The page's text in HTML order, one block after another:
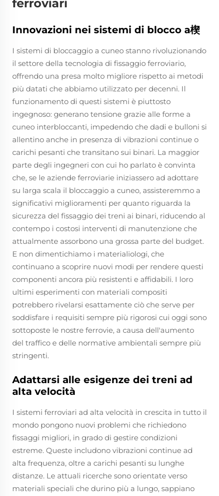
ferroviari
Innovazioni nei sistemi di blocco a楔
I sistemi di bloccaggio a cuneo stanno rivoluzionando
il settore della tecnologia di fissaggio ferroviario,
offrendo una presa molto migliore rispetto ai metodi
più datati che abbiamo utilizzato per decenni. Il
funzionamento di questi sistemi è piuttosto
ingegnoso: generano tensione grazie alle forme a
cuneo interbloccanti, impedendo che dadi e bulloni si
allentino anche in presenza di vibrazioni continue o
carichi pesanti che transitano sui binari. La maggior
parte degli ingegneri con cui ho parlato è convinta
che, se le aziende ferroviarie iniziassero ad adottare
su larga scala il bloccaggio a cuneo, assisteremmo a
significativi miglioramenti per quanto riguarda la
sicurezza del fissaggio dei treni ai binari, riducendo al
contempo i costosi interventi di manutenzione che
attualmente assorbono una grossa parte del budget.
E non dimentichiamo i materialiologi, che
continuano a scoprire nuovi modi per rendere questi
componenti ancora più resistenti e affidabili. I loro
ultimi esperimenti con materiali compositi
potrebbero rivelarsi esattamente ciò che serve per
soddisfare i requisiti sempre più rigorosi cui oggi sono
sottoposte le nostre ferrovie, a causa dell'aumento
del traffico e delle normative ambientali sempre più
stringenti.
Adattarsi alle esigenze dei treni ad
alta velocità
I sistemi ferroviari ad alta velocità in crescita in tutto il
mondo pongono nuovi problemi che richiedono
fissaggi migliori, in grado di gestire condizioni
estreme. Queste includono vibrazioni continue ad
alta frequenza, oltre a carichi pesanti su lunghe
distanze. Le attuali ricerche sono orientate verso
materiali speciali che durino più a lungo, sappiano